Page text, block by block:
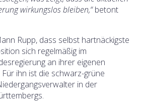
wirkungslos bleiben,“betont
Rupp, dass selbst hartnäckigste
sich regelmäßig im
an ihrer eigenen
ihn ist die schwarz-grüne
in der